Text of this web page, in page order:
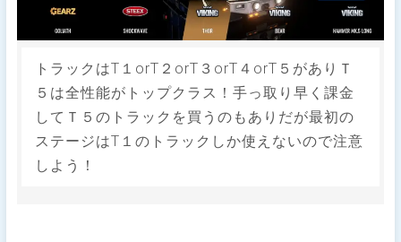
トラックはT１orT２orT３orT４orT５がありＴ
５は全性能がトップクラス！手っ取り早く課金
してＴ５のトラックを買うのもありだが最初の
ステージはT１のトラックしか使えないので注意
しよう！